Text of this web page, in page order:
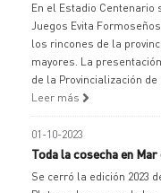
En el Estadio
Juegos Evita
los rincones de la
mayores. La
de la Provincialización de
Leer más
01-10-2023
Toda la cosecha en
Se cerró la edición 2023